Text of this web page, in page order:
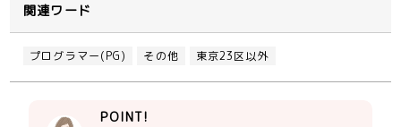
関連ワード
プログラマー(PG) その他 東京23区以外
POINT!